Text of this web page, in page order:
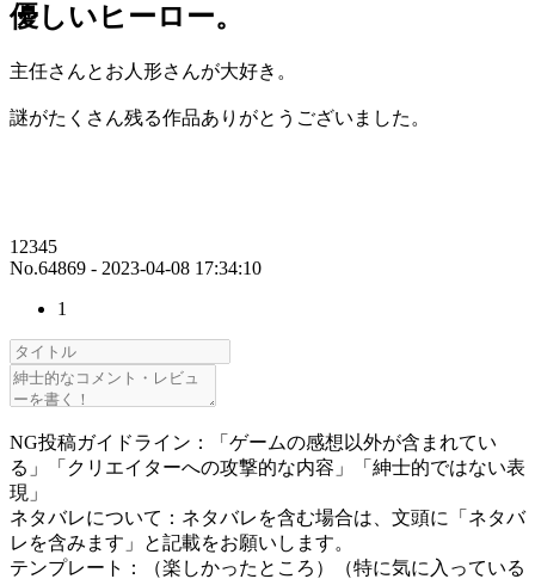
優しいヒーロー。
主任さんとお人形さんが大好き。
謎がたくさん残る作品ありがとうございました。
12345
No.64869 - 2023-04-08 17:34:10
1
NG投稿ガイドライン：「ゲームの感想以外が含まれてい
る」「クリエイターへの攻撃的な内容」「紳士的ではない表
現」
ネタバレについて：ネタバレを含む場合は、文頭に「ネタバ
レを含みます」と記載をお願いします。
テンプレート：（楽しかったところ）（特に気に入っている